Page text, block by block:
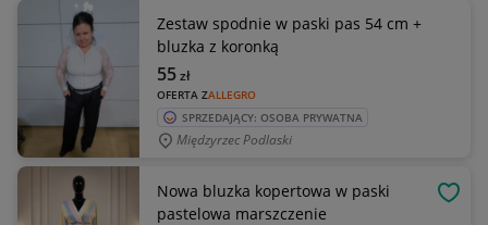
Zestaw spodnie w paski pas 54 cm +
bluzka z koronką
OFERTA ZALLEGRO
55zł
SPRZEDAJĄCY: OSOBA PRYWATNA
Międzyrzec Podlaski
Nowa bluzka kopertowa w paski
pastelowa marszczenie